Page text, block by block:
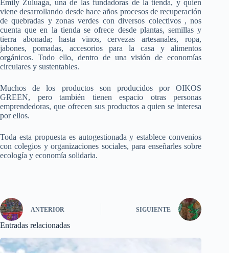
Emily Zuluaga, una de las fundadoras de la tienda, y quien
viene desarrollando desde hace años procesos de recuperación
de quebradas y zonas verdes con diversos colectivos , nos
cuenta que en la tienda se ofrece desde plantas, semillas y
tierra abonada; hasta vinos, cervezas artesanales, ropa,
jabones, pomadas, accesorios para la casa y alimentos
orgánicos. Todo ello, dentro de una visión de economías
circulares y sustentables.
Muchos de los productos son producidos por OIKOS
GREEN, pero también tienen espacio otras personas
emprendedoras, que ofrecen sus productos a quien se interesa
por ellos.
Toda esta propuesta es autogestionada y establece convenios
con colegios y organizaciones sociales, para enseñarles sobre
ecología y economía solidaria.
ANTERIOR SIGUIENTE
Entradas relacionadas